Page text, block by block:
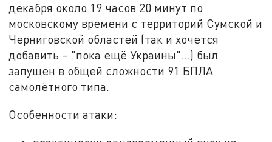
декабря около 19 часов 20 минут по
московскому времени с территорий Сумской и
Черниговской областей (так и хочется
добавить – "пока ещё Украины"…) был
запущен в общей сложности 91 БПЛА
самолётного типа.
Особенности атаки: